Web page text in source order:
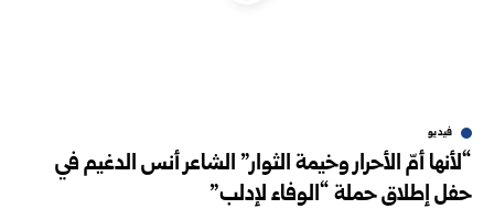
فيديو
“لأنها أمّ الأحرار وخيمة الثوار” الشاعر أنس الدغيم في
حفل إطلاق حملة “الوفاء لإدلب”